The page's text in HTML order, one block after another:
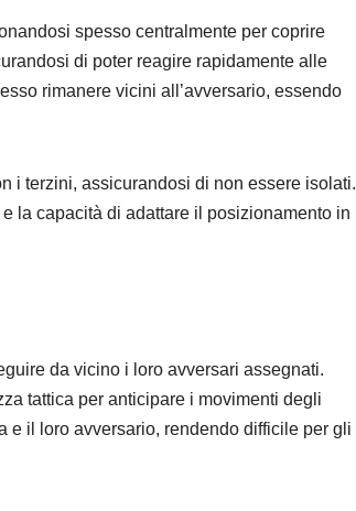
spesso centralmente per coprire
di poter reagire rapidamente alle
rimanere vicini all’avversario, essendo
i terzini, assicurandosi di non essere isolati.
la capacità di adattare il posizionamento in
da vicino i loro avversari assegnati.
tattica per anticipare i movimenti degli
e il loro avversario, rendendo difficile per gli